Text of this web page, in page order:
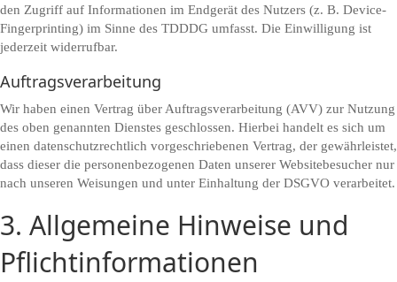
den Zugriff auf Informationen im Endgerät des Nutzers (z. B. Device-
Fingerprinting) im Sinne des TDDDG umfasst. Die Einwilligung ist
jederzeit widerrufbar.
Auftragsverarbeitung
Wir haben einen Vertrag über Auftragsverarbeitung (AVV) zur Nutzung
des oben genannten Dienstes geschlossen. Hierbei handelt es sich um
einen datenschutzrechtlich vorgeschriebenen Vertrag, der gewährleistet,
dass dieser die personenbezogenen Daten unserer Websitebesucher nur
nach unseren Weisungen und unter Einhaltung der DSGVO verarbeitet.
3. Allgemeine Hinweise und
Pflicht­informationen